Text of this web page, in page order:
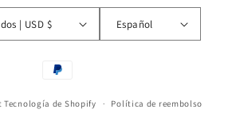
Estados Unidos | USD $ Español
Formas
pago
Tecnología de Shopify Política de reembolso